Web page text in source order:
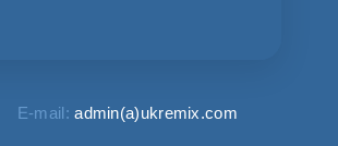
E-mail:admin(a)ukremix.com